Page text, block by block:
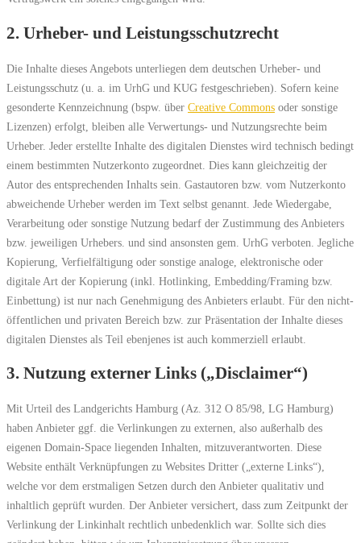
2. Urheber- und Leistungsschutzrecht
Die Inhalte dieses Angebots unterliegen dem deutschen Urheber- und
Leistungsschutz (u. a. im UrhG und KUG festgeschrieben). Sofern keine
gesonderte Kennzeichnung (bspw. über Creative Commons oder sonstige
Lizenzen) erfolgt, bleiben alle Verwertungs- und Nutzungsrechte beim
Urheber. Jeder erstellte Inhalte des digitalen Dienstes wird technisch bedingt
einem bestimmten Nutzerkonto zugeordnet. Dies kann gleichzeitig der
Autor des entsprechenden Inhalts sein. Gastautoren bzw. vom Nutzerkonto
abweichende Urheber werden im Text selbst genannt. Jede Wiedergabe,
Verarbeitung oder sonstige Nutzung bedarf der Zustimmung des Anbieters
bzw. jeweiligen Urhebers. und sind ansonsten gem. UrhG verboten. Jegliche
Kopierung, Verfielfältigung oder sonstige analoge, elektronische oder
digitale Art der Kopierung (inkl. Hotlinking, Embedding/Framing bzw.
Einbettung) ist nur nach Genehmigung des Anbieters erlaubt. Für den nicht-
öffentlichen und privaten Bereich bzw. zur Präsentation der Inhalte dieses
digitalen Dienstes als Teil ebenjenes ist auch kommerziell erlaubt.
3. Nutzung externer Links („Disclaimer“)
Mit Urteil des Landgerichts Hamburg (Az. 312 O 85/98, LG Hamburg)
haben Anbieter ggf. die Verlinkungen zu externen, also außerhalb des
eigenen Domain-Space liegenden Inhalten, mitzuverantworten. Diese
Website enthält Verknüpfungen zu Websites Dritter („externe Links“),
welche vor dem erstmaligen Setzen durch den Anbieter qualitativ und
inhaltlich geprüft wurden. Der Anbieter versichert, dass zum Zeitpunkt der
Verlinkung der Linkinhalt rechtlich unbedenklich war. Sollte sich dies